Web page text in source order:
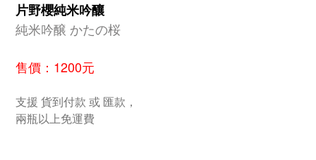
片野櫻純米吟釀
純米吟醸 かたの桜
售價：1200元
支援 貨到付款 或 匯款，
兩瓶以上免運費